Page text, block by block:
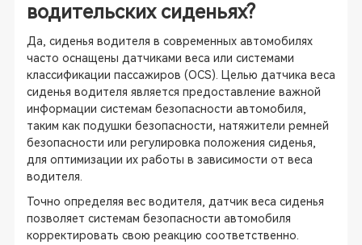
водительских сиденьях?
Да, сиденья водителя в современных автомобилях
часто оснащены датчиками веса или системами
классификации пассажиров (OCS). Целью датчика веса
сиденья водителя является предоставление важной
информации системам безопасности автомобиля,
таким как подушки безопасности, натяжители ремней
безопасности или регулировка положения сиденья,
для оптимизации их работы в зависимости от веса
водителя.
Точно определяя вес водителя, датчик веса сиденья
позволяет системам безопасности автомобиля
корректировать свою реакцию соответственно.